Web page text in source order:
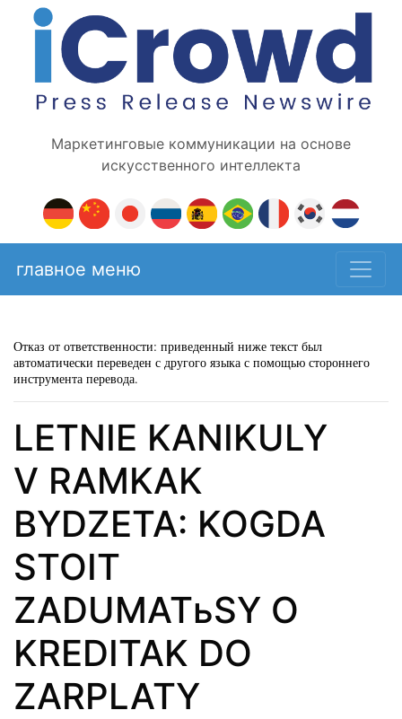
Маркетинговые коммуникации на основе
искусственного интеллекта
главное меню
Отказ от ответственности: приведенный ниже текст был
автоматически переведен с другого языка с помощью стороннего
инструмента перевода.
LETNIE KANIKULY
V RAMKAK
BYDZETA: KOGDA
STOIT
ZADUMATьSY O
KREDITAK DO
ZARPLATY